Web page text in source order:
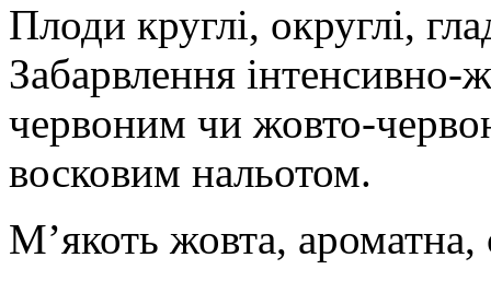
Плоди круглі, округлі,
Забарвлення інтенсивно-
червоним чи жовто-
восковим нальотом.
М’якоть жовта, ароматна,